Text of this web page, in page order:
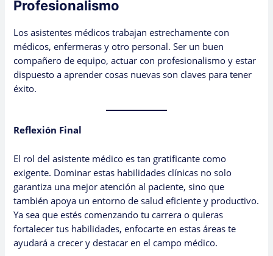
Profesionalismo
Los asistentes médicos trabajan estrechamente con
médicos, enfermeras y otro personal. Ser un buen
compañero de equipo, actuar con profesionalismo y estar
dispuesto a aprender cosas nuevas son claves para tener
éxito.
Reflexión Final
El rol del asistente médico es tan gratificante como
exigente. Dominar estas habilidades clínicas no solo
garantiza una mejor atención al paciente, sino que
también apoya un entorno de salud eficiente y productivo.
Ya sea que estés comenzando tu carrera o quieras
fortalecer tus habilidades, enfocarte en estas áreas te
ayudará a crecer y destacar en el campo médico.